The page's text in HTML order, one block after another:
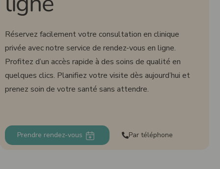
Réservez facilement votre consultation en clinique
privée avec notre service de rendez-vous en ligne.
Profitez d’un accès rapide à des soins de qualité en
quelques clics. Planifiez votre visite dès aujourd’hui et
prenez soin de votre santé sans attendre.
Prendre rendez-vous Par téléphone